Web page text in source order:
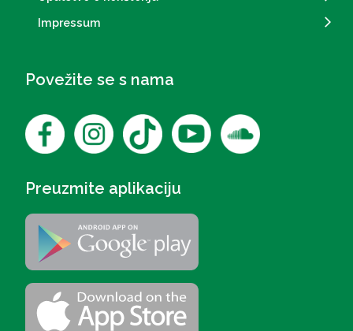
Impressum
Povežite se s nama
Preuzmite aplikaciju